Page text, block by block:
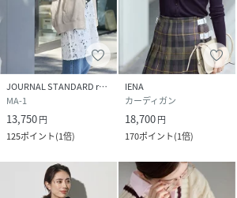
原産国
素材
本体:綿98%、ポリウレタ
リウレタン2%
フリー
クリーニング 本体:洗濯機洗い（弱）
品番
SD8414_26070900406030
26070900406030-002-
JOURNAL STANDARD relume
MA-1
13,750円
125ポイント(1倍)
IENA
カーディガン
18,700円
170ポイント(1倍)